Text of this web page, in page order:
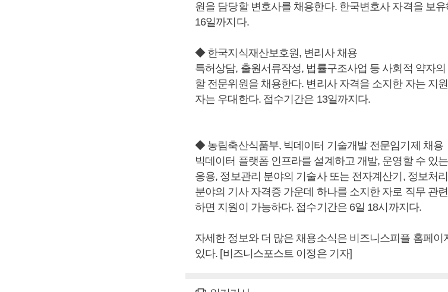
원을 담당할 변호사를 채용한다. 한국변호사 자격을 보
16일까지다.
◆ 한국지식재산보호원, 변리사 채용
특허상담, 출원서류작성, 법률구조사업 등 사회적 약자
할 전문위원을 채용한다. 변리사 자격을 소지한 자는 지
자는 우대한다. 접수기간은 13일까지다.
◆ 농림축산식품부, 빅데이터 기술개발 전문임기제 채용
빅데이터 플랫폼 인프라를 설계하고 개발, 운영할 수 있
응용, 정보관리 분야의 기술사 또는 전자계산기, 정보처
분야의 기사 자격증 가운데 하나를 소지한 자로 직무 관
하면 지원이 가능하다. 접수기간은 6일 18시까지다.
자세한 정보와 더 많은 채용소식은 비즈니스피플 홈페이
있다. [비즈니스포스트 이정은 기자]